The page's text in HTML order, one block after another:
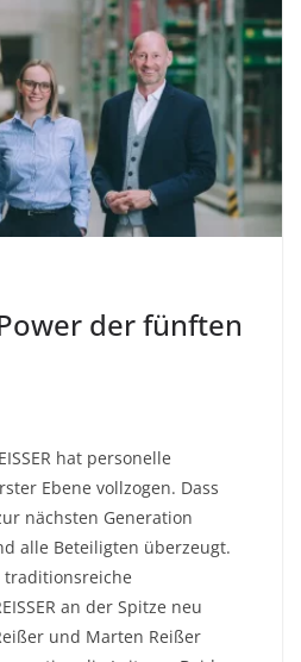
Power der fünften
hat personelle
Ebene vollzogen. Dass
nächsten Generation
alle Beteiligten überzeugt.
traditionsreiche
an der Spitze neu
und Marten Reißer